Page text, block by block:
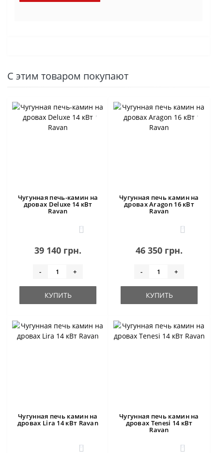
С этим товаром покупают
Чугунная печь-камин на
дровах Deluxe 14 кВт
Ravan
0
39 140 грн.
- +
КУПИТЬ
Чугунная печь камин на
дровах Aragon 16 кВт
Ravan
0
46 350 грн.
- +
КУПИТЬ
Чугунная печь камин на
дровах Lira 14 кВт Ravan
0
Чугунная печь камин на
дровах Tenesi 14 кВт
Ravan
0